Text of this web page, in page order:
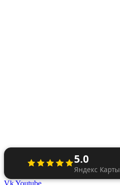
5.0
Яндекс Карты
VkYoutube